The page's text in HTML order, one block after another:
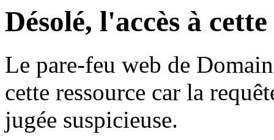
Désolé, l'accès à
Le pare-feu web de
cette ressource car la
jugée suspicieuse.